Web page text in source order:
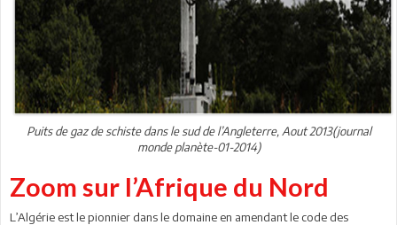
Puits de gaz de schiste dans le sud de l’Angleterre, Aout 2013(journal
monde planète-01-2014)
Zoom sur l’Afrique du Nord
L’Algérie est le pionnier dans le domaine en amendant le code des